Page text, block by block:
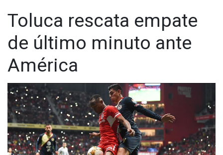
Toluca rescata empate
de último minuto ante
América